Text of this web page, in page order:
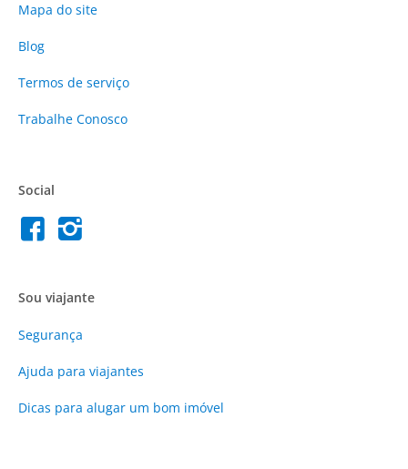
Mapa do site
Blog
Termos de serviço
Trabalhe Conosco
Social
Sou viajante
Segurança
Ajuda para viajantes
Dicas para alugar um bom imóvel